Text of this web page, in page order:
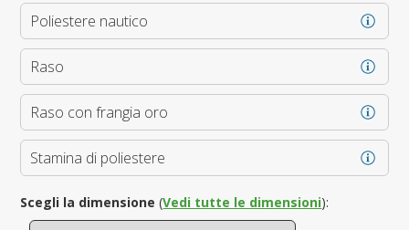
Poliestere nautico
Raso
Raso con frangia oro
Stamina di poliestere
Scegli la dimensione (Vedi tutte le dimensioni):